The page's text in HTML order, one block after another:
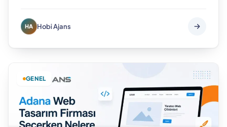
HA Hobi Ajans
GENEL